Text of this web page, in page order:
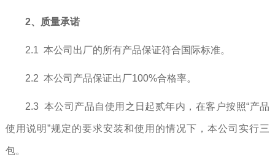
2、质量承诺
2.1 本公司出厂的所有产品保证符合国际标准。
2.2 本公司产品保证出厂100%合格率。
2.3 本公司产品自使用之日起贰年内，在客户按照“产品
使用说明”规定的要求安装和使用的情况下，本公司实行三
包。